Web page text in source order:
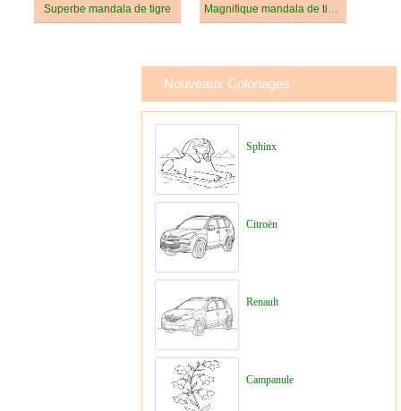
Superbe mandala de tigre Magnifique mandala de tigre
Nouveaux Coloriages
Sphinx
Citroën
Renault
Campanule